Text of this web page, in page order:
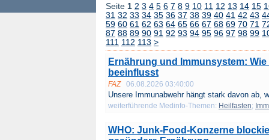
Seite 1 2 3 4 5 6 7 8 9 10 11 12 13 14 15
31 32 33 34 35 36 37 38 39 40 41 42 43
59 60 61 62 63 64 65 66 67 68 69 70 71
87 88 89 90 91 92 93 94 95 96 97 98 99
111 112 113 >
Ernährung und Immunsystem:
beeinflusst
FAZ 06.08.2026 03:40:00
Unsere Immunabwehr hängt stark davon ab,
weiterführende Medinfo-Themen: Heilfasten;
WHO: Junk-Food-Konzerne